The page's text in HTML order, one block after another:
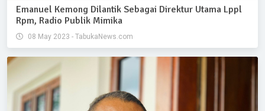
Emanuel Kemong Dilantik Sebagai Direktur Utama Lppl
Rpm, Radio Publik Mimika
08 May 2023 - TabukaNews.com